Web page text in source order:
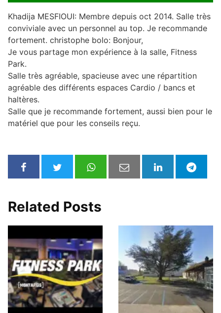
Khadija MESFIOUI: Membre depuis oct 2014. Salle très
conviviale avec un personnel au top. Je recommande
fortement. christophe bolo: Bonjour,
Je vous partage mon expérience à la salle, Fitness
Park.
Salle très agréable, spacieuse avec une répartition
agréable des différents espaces Cardio / bancs et
haltères.
Salle que je recommande fortement, aussi bien pour le
matériel que pour les conseils reçu.
Related Posts